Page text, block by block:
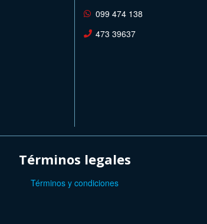
099 474 138
473 39637
Términos legales
Términos y condiciones